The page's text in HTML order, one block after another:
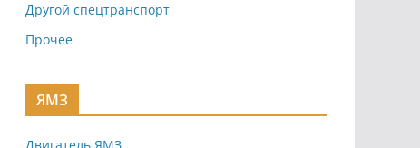
Другой спецтранспорт
Прочее
ЯМЗ